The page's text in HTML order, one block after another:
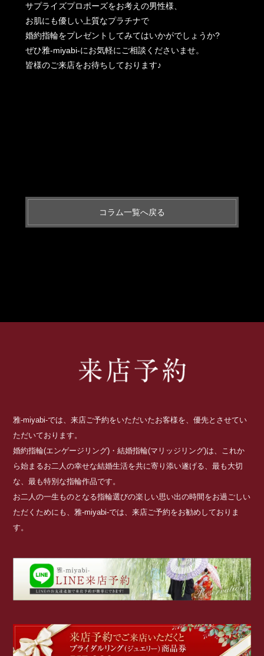
サプライズプロポーズをお考えの男性様、
お肌にも優しい上質なプラチナで
婚約指輪をプレゼントしてみてはいかがでしょうか?
ぜひ雅-miyabi-にお気軽にご相談くださいませ。
皆様のご来店をお待ちしております♪
コラム一覧へ戻る
雅-miyabi-では、来店ご予約をいただいたお客様を、優先とさせてい
ただいております。
婚約指輪(エンゲージリング)・結婚指輪(マリッジリング)は、これか
ら始まるお二人の幸せな結婚生活を共に寄り添い遂げる、最も大切
な、最も特別な指輪作品です。
お二人の一生ものとなる指輪選びの楽しい思い出の時間をお過ごしい
ただくためにも、雅-miyabi-では、来店ご予約をお勧めしておりま
す。